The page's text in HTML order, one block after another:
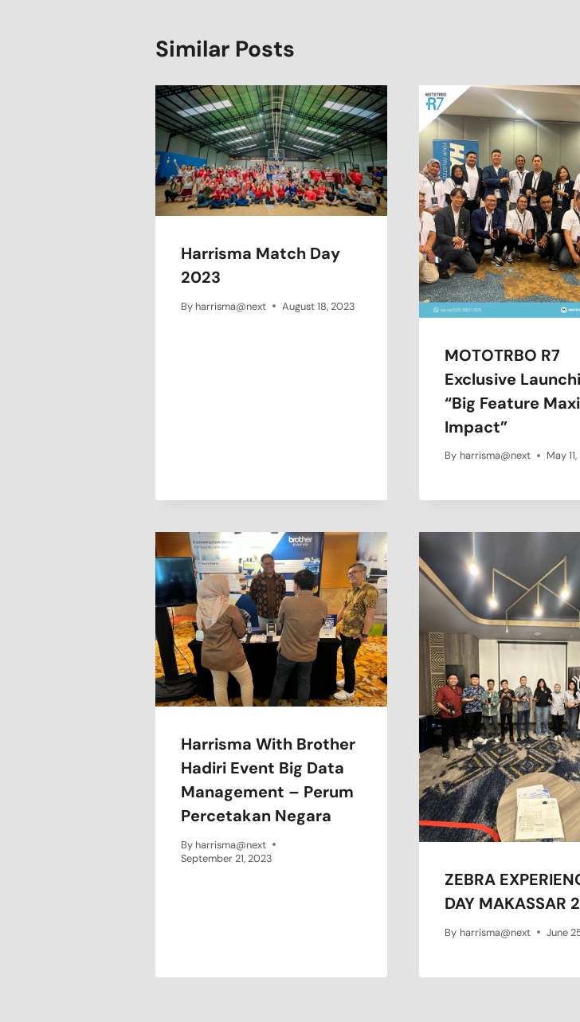
Similar Posts
Harrisma Match Day
2023
By harrisma@next August 18, 2023
MOTOTRBO R7
Exclusive
“Big Feature
Impact”
By harrisma@next May
Harrisma With Brother
Hadiri Event Big Data
Management – Perum
Percetakan Negara
By harrisma@next
September 21, 2023
ZEBRA
DAY MAKASSAR
By harrisma@next June